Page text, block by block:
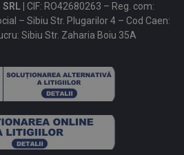
| CIF: RO42680263 – Reg. com:
– Sibiu Str. Plugarilor 4 – Cod Caen:
Sibiu Str. Zaharia Boiu 35A